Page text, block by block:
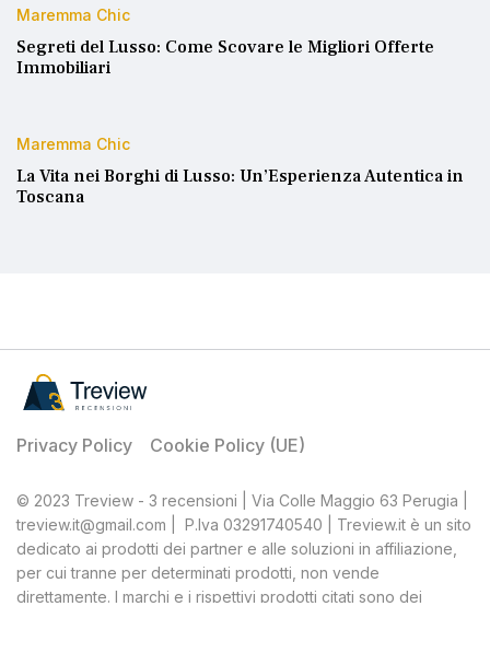
Maremma Chic
Segreti del Lusso: Come Scovare le Migliori Offerte
Immobiliari
Maremma Chic
La Vita nei Borghi di Lusso: Un’Esperienza Autentica in
Toscana
Privacy Policy Cookie Policy (UE)
© 2023 Treview - 3 recensioni | Via Colle Maggio 63 Perugia |
treview.it@gmail.com | P.Iva 03291740540 | Treview.it è un sito
dedicato ai prodotti dei partner e alle soluzioni in affiliazione,
per cui tranne per determinati prodotti, non vende
direttamente. I marchi e i rispettivi prodotti citati sono dei